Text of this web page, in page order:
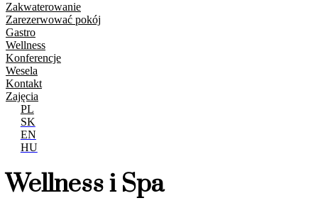
Zakwaterowanie
Zarezerwować pokój
Gastro
Wellness
Konferencje
Wesela
Kontakt
Zajęcia
PL
SK
EN
HU
Wellness i Spa